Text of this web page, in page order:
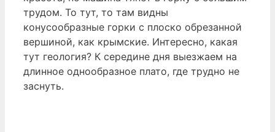
трудом. То тут, то там видны
конусообразные горки с плоско обрезанной
вершиной, как крымские. Интересно, какая
тут геология? К середине дня выезжаем на
длинное однообразное плато, где трудно не
заснуть.